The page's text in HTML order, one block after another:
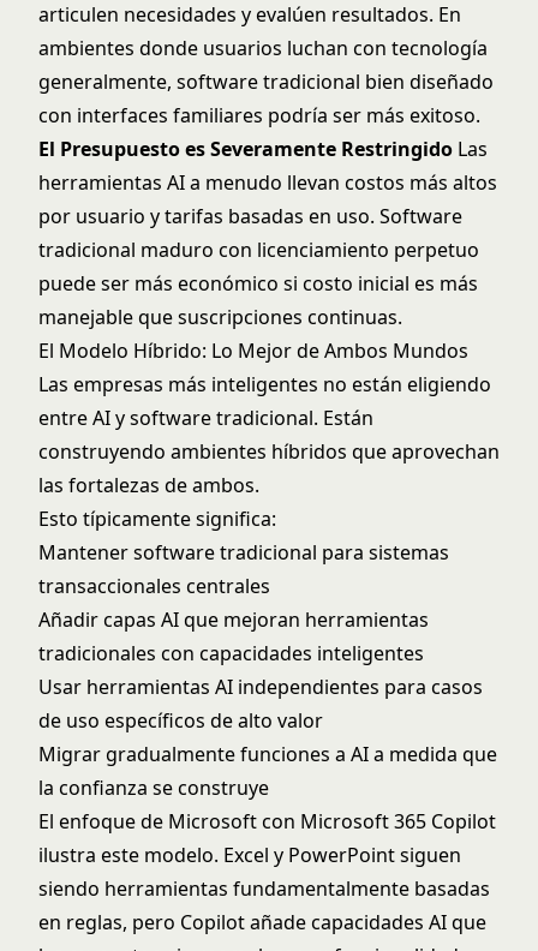
articulen necesidades y evalúen resultados. En
ambientes donde usuarios luchan con tecnología
generalmente, software tradicional bien diseñado
con interfaces familiares podría ser más exitoso.
El Presupuesto es Severamente Restringido Las
herramientas AI a menudo llevan costos más altos
por usuario y tarifas basadas en uso. Software
tradicional maduro con licenciamiento perpetuo
puede ser más económico si costo inicial es más
manejable que suscripciones continuas.
El Modelo Híbrido: Lo Mejor de Ambos Mundos
Las empresas más inteligentes no están eligiendo
entre AI y software tradicional. Están
construyendo ambientes híbridos que aprovechan
las fortalezas de ambos.
Esto típicamente significa:
Mantener software tradicional para sistemas
transaccionales centrales
Añadir capas AI que mejoran herramientas
tradicionales con capacidades inteligentes
Usar herramientas AI independientes para casos
de uso específicos de alto valor
Migrar gradualmente funciones a AI a medida que
la confianza se construye
El enfoque de Microsoft con Microsoft 365 Copilot
ilustra este modelo. Excel y PowerPoint siguen
siendo herramientas fundamentalmente basadas
en reglas, pero Copilot añade capacidades AI que